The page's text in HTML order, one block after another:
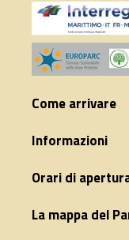
Come arrivare
Informazioni
Orari di
La mappa del